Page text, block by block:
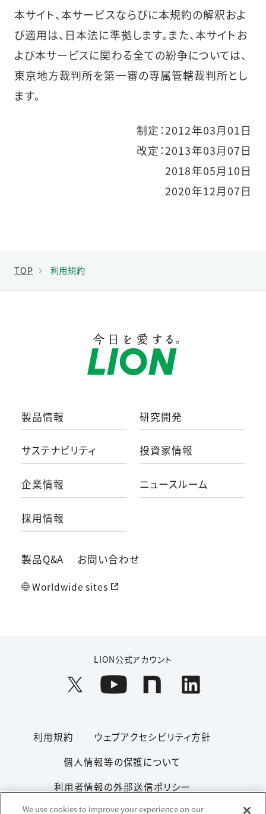
本サイト、本サービスならびに本規約の解釈およ
び適用は、日本法に準拠します。また、本サイトお
よび本サービスに関わる全ての紛争については、
東京地方裁判所を第一審の専属管轄裁判所とし
ます。
制定：2012年03月01日
改定：2013年03月07日
2018年05月10日
2020年12月07日
TOP 利用規約
製品情報 研究開発
サステナビリティ 投資家情報
企業情報 ニュースルーム
採用情報
製品Q&A お問い合わせ
Worldwide sites
LION公式アカウント
利用規約
ウェブアクセシビリティ方針
個人情報等の保護について
利用者情報の外部送信ポリシー
We use cookies to improve your experience on our